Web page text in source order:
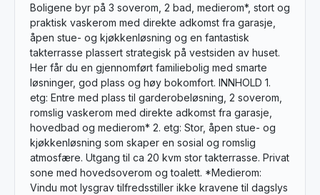
Boligene byr på 3 soverom, 2 bad, medierom*, stort og
praktisk vaskerom med direkte adkomst fra garasje,
åpen stue- og kjøkkenløsning og en fantastisk
takterrasse plassert strategisk på vestsiden av huset.
Her får du en gjennomført familiebolig med smarte
løsninger, god plass og høy bokomfort. INNHOLD 1.
etg: Entre med plass til garderobeløsning, 2 soverom,
romslig vaskerom med direkte adkomst fra garasje,
hovedbad og medierom* 2. etg: Stor, åpen stue- og
kjøkkenløsning som skaper en sosial og romslig
atmosfære. Utgang til ca 20 kvm stor takterrasse. Privat
sone med hovedsoverom og toalett. *Medierom:
Vindu mot lysgrav tilfredsstiller ikke kravene til dagslys